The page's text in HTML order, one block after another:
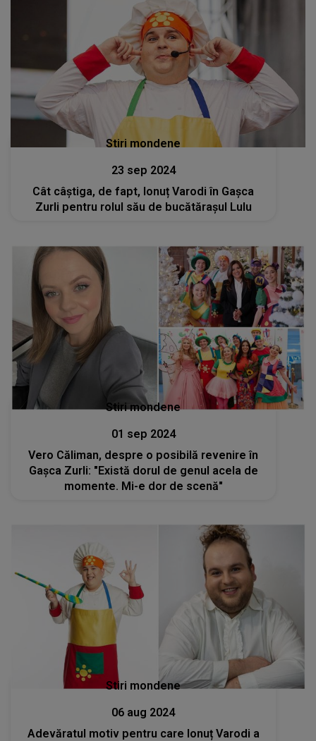
Stiri mondene
23 sep 2024
Cât câștiga, de fapt, Ionuț Varodi în Gașca
Zurli pentru rolul său de bucătărașul Lulu
Stiri mondene
01 sep 2024
Vero Căliman, despre o posibilă revenire în
Gașca Zurli: "Există dorul de genul acela de
momente. Mi-e dor de scenă"
Stiri mondene
06 aug 2024
Adevăratul motiv pentru care Ionuț Varodi a